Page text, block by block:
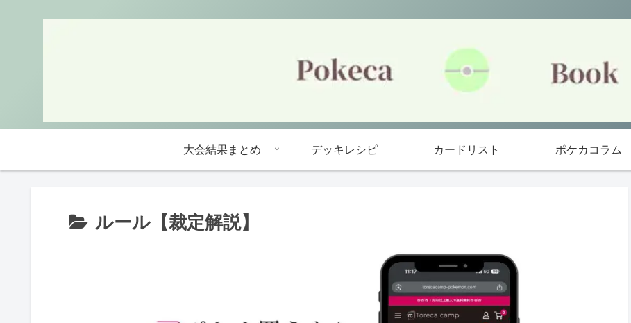
大会結果まとめ デッキレシピ カードリスト ポケカコラム
ルール【裁定解説】